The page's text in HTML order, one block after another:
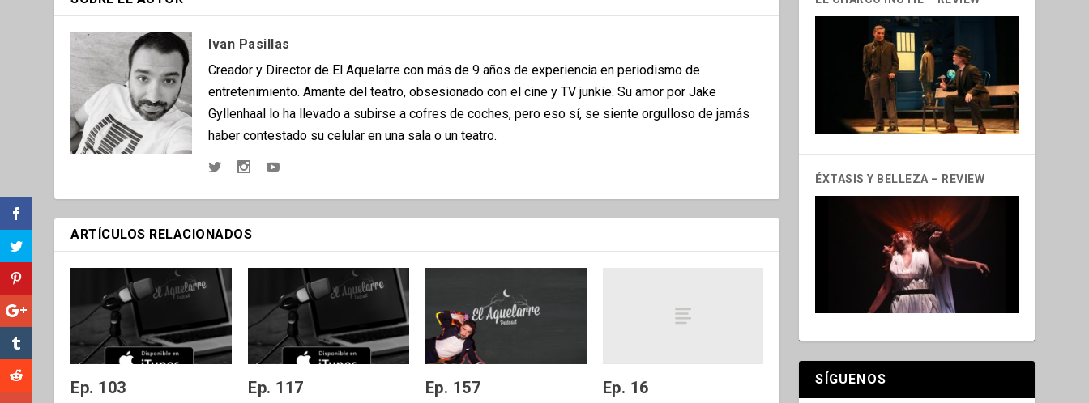
Ivan Pasillas
Creador y Director de El Aquelarre con más de 9 años de experiencia en periodismo de
entretenimiento. Amante del teatro, obsesionado con el cine y TV junkie. Su amor por Jake
Gyllenhaal lo ha llevado a subirse a cofres de coches, pero eso sí, se siente orgulloso de jamás
haber contestado su celular en una sala o un teatro.
ARTÍCULOS RELACIONADOS
Ep. 103 Ep. 117 Ep. 157 Ep. 16
ÉXTASIS Y BELLEZA – REVIEW
SÍGUENOS